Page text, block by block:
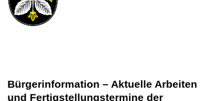
Bürgerinformation – Aktuelle Arbeiten
und Fertigstellungstermine der